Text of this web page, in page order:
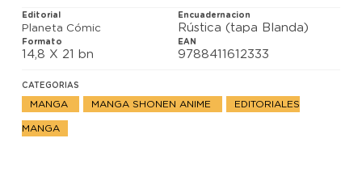
Editorial
Planeta Cómic
Encuadernacion
Rústica (tapa Blanda)
Formato
14,8 X 21 bn
EAN
9788411612333
CATEGORIAS
MANGA MANGA SHONEN ANIME EDITORIALES
MANGA